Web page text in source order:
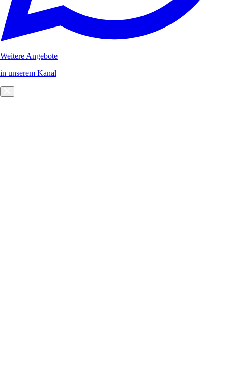
Weitere Angebote
in unserem Kanal